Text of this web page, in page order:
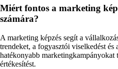
Miért fontos a marketing
számára?
A marketing képzés segít a
trendeket, a fogyasztói viselkedést és
hatékonyabb marketingkampányokat
értékesítést.